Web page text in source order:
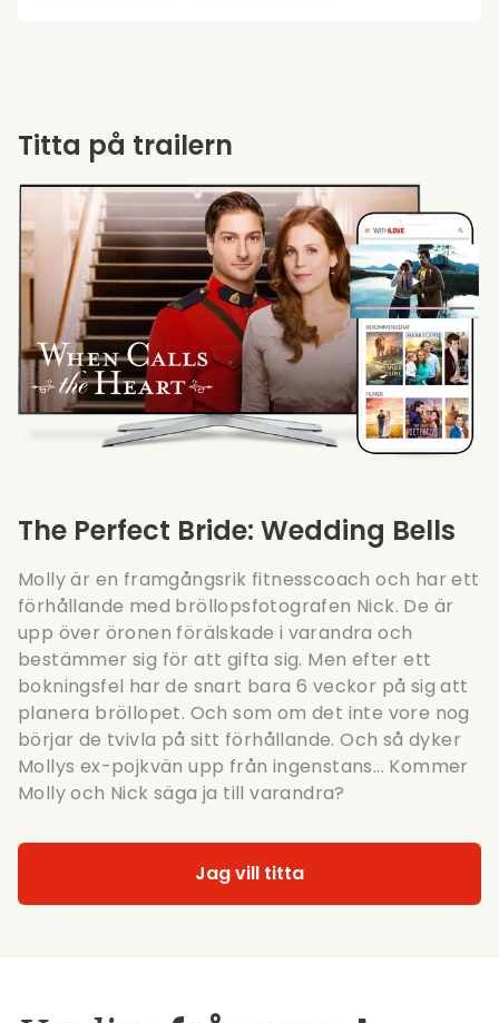
The Perfect Bride: Wedding Bells
Molly är en framgångsrik fitnesscoach och har ett
förhållande med bröllopsfotografen Nick. De är
upp över öronen förälskade i varandra och
bestämmer sig för att gifta sig. Men efter ett
bokningsfel har de snart bara 6 veckor på sig att
planera bröllopet. Och som om det inte vore nog
börjar de tvivla på sitt förhållande. Och så dyker
Mollys ex-pojkvän upp från ingenstans... Kommer
Molly och Nick säga ja till varandra?
Jag vill titta
Titta på trailern